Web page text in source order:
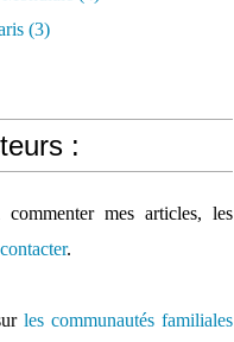
(3)
:
mes articles, les
.
les communautés familiales